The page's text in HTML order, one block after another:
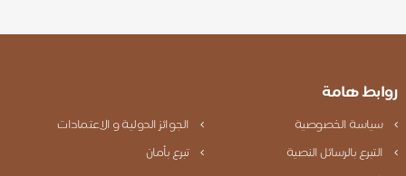
روابط هامة
سياسة الخصوصية
الجوائز الدولية و الاعتمادات
التبرع بالرسائل النصية
تبرع بأمان